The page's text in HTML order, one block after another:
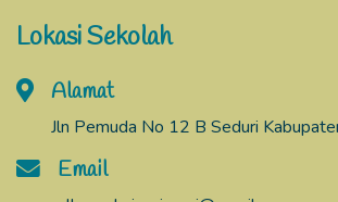
Lokasi Sekolah
Alamat
Jln Pemuda No 12 B Seduri
Email